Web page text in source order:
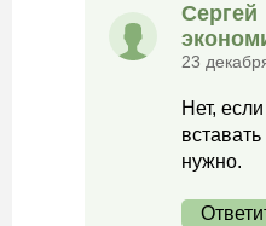
Сергей
23
Нет,
нужно.